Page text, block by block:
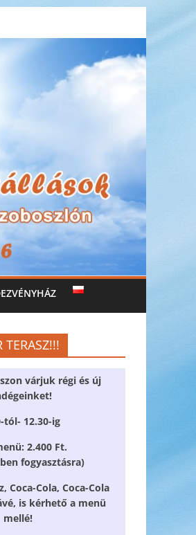
TERASZ!!!
várjuk régi és új
tól- 12.30-ig
2.400 Ft.
fogyasztásra)
Coca-Cola, Coca-Cola
is kérhető a menü
mellé!